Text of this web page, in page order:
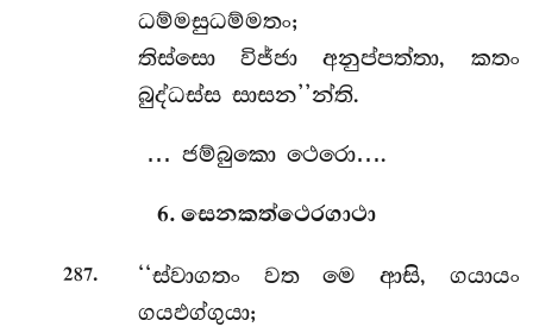
ධම්මසුධම්මතං;
තිස්සො විජ්ජා අනුප්පත්තා, කතං
බුද්ධස්ස සාසන’’න්ති.
… ජම්බුකො ථෙරො….
6. සෙනකත්ථෙරගාථා
287. ‘‘ස්වාගතං වත මෙ ආසි, ගයායං
ගයඵග්ගුයා;